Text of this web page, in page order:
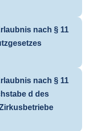
nach § 11
nach § 11
d des